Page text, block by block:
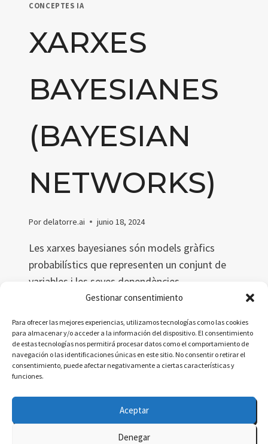
Gestionar consentimiento
Para ofrecer las mejores experiencias, utilizamos tecnologías como las cookies
para almacenar y/o acceder a la información del dispositivo. El consentimiento
de estas tecnologías nos permitirá procesar datos como el comportamiento de
navegación o las identificaciones únicas en este sitio. No consentir o retirar el
consentimiento, puede afectar negativamente a ciertas características y
funciones.
Aceptar
Denegar
CONCEPTES IA
XARXES
BAYESIANES
(BAYESIAN
NETWORKS)
Pordelatorre.ai junio 18, 2024
Les xarxes bayesianes són models gràfics
probabilístics que representen un conjunt de
variables i les seves dependències
condicionals. Aquest article explora el
simplificades, metàfores i una dita catalana
relacionada.
LEER MÁS
NETWORKS)